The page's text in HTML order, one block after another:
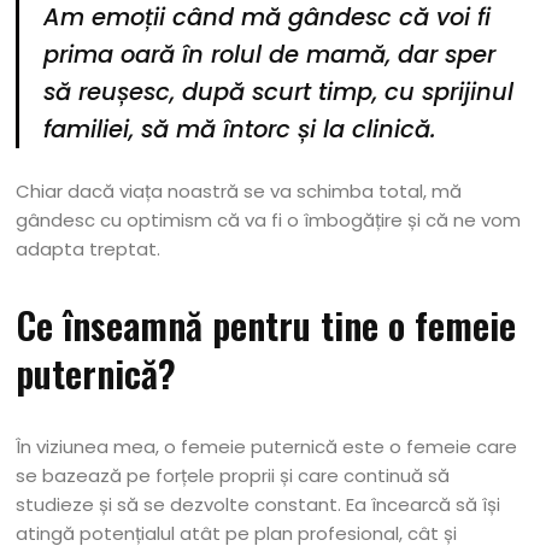
Am emoții când mă gândesc că voi fi
prima oară în rolul de mamă, dar sper
să reușesc, după scurt timp, cu sprijinul
familiei, să mă întorc și la clinică.
Chiar dacă viața noastră se va schimba total, mă
gândesc cu optimism că va fi o îmbogățire și că ne vom
adapta treptat.
Ce înseamnă pentru tine o femeie
puternică?
În viziunea mea, o femeie puternică este o femeie care
se bazează pe forțele proprii și care continuă să
studieze și să se dezvolte constant. Ea încearcă să își
atingă potențialul atât pe plan profesional, cât și